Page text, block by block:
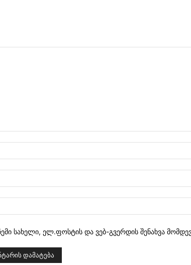
სახელი, ელ.ფოსტის და ვებ-გვერდის შენახვა